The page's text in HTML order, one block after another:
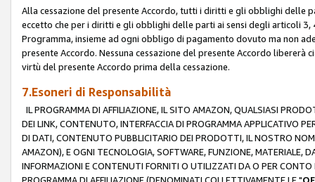
Alla cessazione del presente Accordo, tutti i diritti e gli obblighi delle
eccetto che per i diritti e gli obblighi delle parti ai sensi degli articoli
Programma, insieme ad ogni obbligo di pagamento dovuto ma non
presente Accordo. Nessuna cessazione del presente Accordo
virtù del presente Accordo prima della cessazione.
7.Esoneri di Responsabilità
IL PROGRAMMA DI AFFILIAZIONE, IL SITO AMAZON, QUALSIASI
DEI LINK, CONTENUTO, INTERFACCIA DI PROGRAMMA APPLICATIVO
DI DATI, CONTENUTO PUBBLICITARIO DEI PRODOTTI, IL NOSTRO
AMAZON), E OGNI TECNOLOGIA, SOFTWARE, FUNZIONE, MATERIALE,
INFORMAZIONI E CONTENUTI FORNITI O UTILIZZATI DA O PER